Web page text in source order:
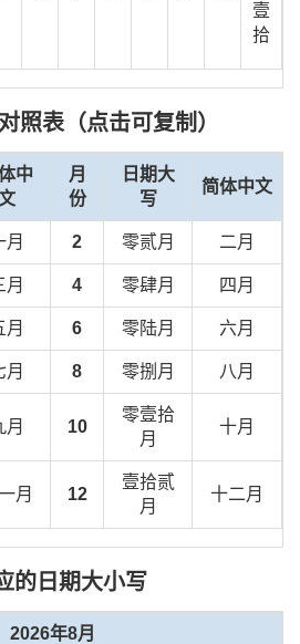
壹
拾
照表（点击可复制）
中
月
份
日期大
写
简体中文
月 2 零贰月 二月
月 4 零肆月 四月
月 6 零陆月 六月
月 8 零捌月 八月
月 10
零壹拾
月
十月
月 12
壹拾贰
月
十二月
的日期大小写
2026年8月